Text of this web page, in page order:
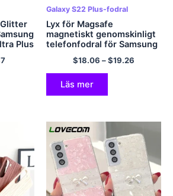
Plus
A72
Galaxy S22 Plus-fodral
Lyx för Magsafe
magnetiskt genomskinligt
telefonfodral för Samsung
Galaxy S23 S22 Ultra Plus
Stötsäkert linsbländskydd
hårt PC-skal
$18.06 –$19.26
Läs mer